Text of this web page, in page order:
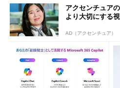
アクセンチュア
より大切にする
AD（アクセンチュア）